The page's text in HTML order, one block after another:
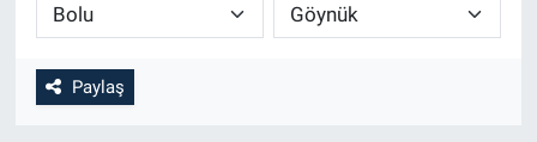
Paylaş